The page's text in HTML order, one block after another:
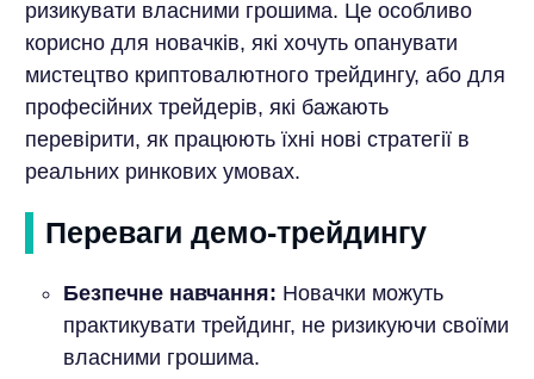
ризикувати власними грошима. Це особливо
корисно для новачків, які хочуть опанувати
мистецтво криптовалютного трейдингу, або для
професійних трейдерів, які бажають
перевірити, як працюють їхні нові стратегії в
реальних ринкових умовах.
Переваги демо-трейдингу
Безпечне навчання: Новачки можуть
практикувати трейдинг, не ризикуючи своїми
власними грошима.